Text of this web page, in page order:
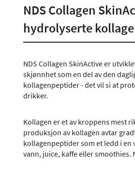
NDS Collagen
hydrolyserte
NDS Collagen SkinActive er
skjønnhet som en del av den
kollagenpeptider - det vil si at
drikker.
Kollagen er et av kroppens mest
produksjon av kollagen avtar
kollagenpeptider som et ledd i en
vann, juice, kaffe eller smoothies.